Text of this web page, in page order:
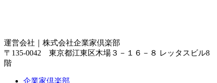
運営会社｜ 株式会社企業家倶楽部
〒135-0042 東京都江東区木場３－１６－８ レッタスビル8
階
企業家倶楽部